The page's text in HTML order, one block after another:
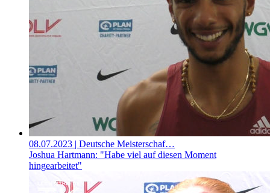
08.07.2023 | Deutsche Meisterschaf…
Joshua Hartmann: "Habe viel auf diesen Moment
hingearbeitet"